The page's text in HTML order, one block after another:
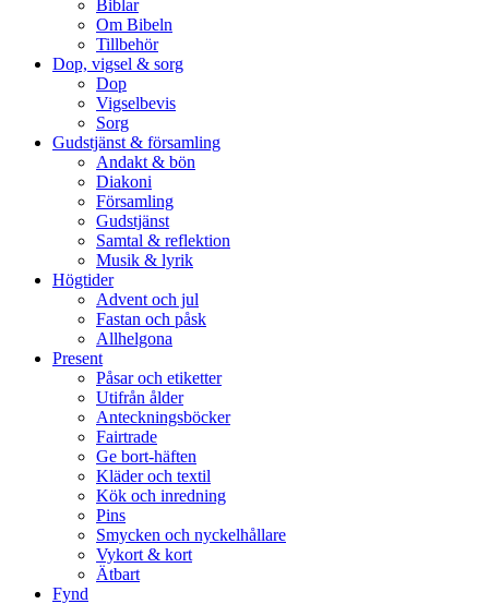
Biblar
Om Bibeln
Tillbehör
Dop, vigsel & sorg
Dop
Vigselbevis
Sorg
Gudstjänst & församling
Andakt & bön
Diakoni
Församling
Gudstjänst
Samtal & reflektion
Musik & lyrik
Högtider
Advent och jul
Fastan och påsk
Allhelgona
Present
Påsar och etiketter
Utifrån ålder
Anteckningsböcker
Fairtrade
Ge bort-häften
Kläder och textil
Kök och inredning
Pins
Smycken och nyckelhållare
Vykort & kort
Ätbart
Fynd